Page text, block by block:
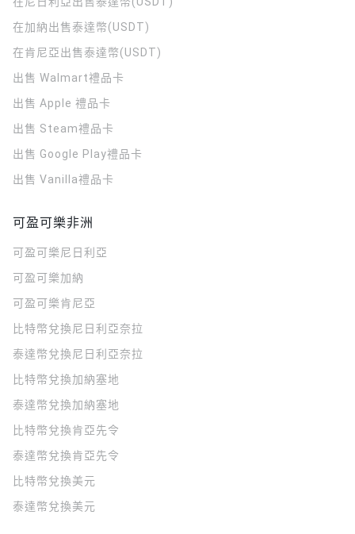
在加納出售泰達幣(USDT)
在肯尼亞出售泰達幣(USDT)
出售 Walmart禮品卡
出售 Apple 禮品卡
出售 Steam禮品卡
出售 Google Play禮品卡
出售 Vanilla禮品卡
可盈可樂非洲
可盈可樂 尼日利亞
可盈可樂加納
可盈可樂肯尼亞
比特幣兌換尼日利亞奈拉
泰達幣兌換尼日利亞奈拉
比特幣兌換加納塞地
泰達幣兌換加納塞地
比特幣兌換肯亞先令
泰達幣兌換肯亞先令
比特幣兌換美元
泰達幣兌換美元